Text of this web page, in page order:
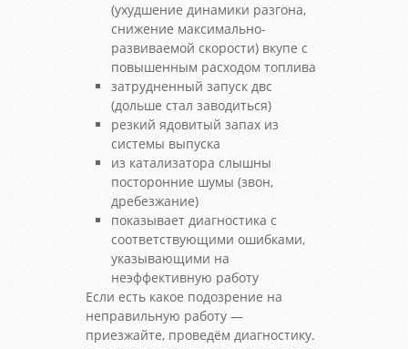
(ухудшение динамики разгона,
снижение максимально-
развиваемой скорости) вкупе с
повышенным расходом топлива
затрудненный запуск двс
(дольше стал заводиться)
резкий ядовитый запах из
системы выпуска
из катализатора слышны
посторонние шумы (звон,
дребезжание)
показывает диагностика с
соответствующими ошибками,
указывающими на
неэффективную работу
Если есть какое подозрение на
неправильную работу —
приезжайте, проведём диагностику.